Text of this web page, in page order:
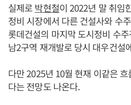
실제로박현철이 2022년 말 취임
정비 시장에서 다른 건설사와 수
롯데건설의 마지막 도시정비 수
남2구역 재개발로 당시 대우건설
다만 2025년 10월 현재 이같은
다는 전망도 나온다.